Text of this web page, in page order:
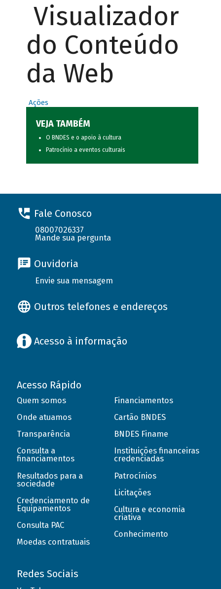
Visualizador
do Conteúdo
da Web
Ações
VEJA TAMBÉM
O BNDES e o apoio à cultura
Patrocínio a eventos culturais
Fale Conosco
08007026337
Mande sua pergunta
Ouvidoria
Envie sua mensagem
Outros telefones e endereços
Acesso à informação
Acesso Rápido
Quem somos
Onde atuamos
Transparência
Consulta a
financiamentos
Resultados para a
sociedade
Credenciamento de
Equipamentos
Consulta PAC
Moedas contratuais
Financiamentos
Cartão BNDES
BNDES Finame
Instituições financeiras
credenciadas
Patrocínios
Licitações
Cultura e economia
criativa
Conhecimento
Redes Sociais